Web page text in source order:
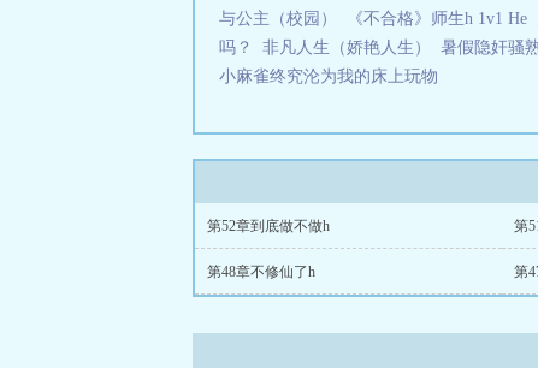
与公主（校园）
《不合格》师生h 1v1 He
吗？
非凡人生（娇艳人生） 暑假隐奸骚
小麻雀终究沦为我的床上玩物
第52章到底做不做h 第
第48章不修仙了h 第